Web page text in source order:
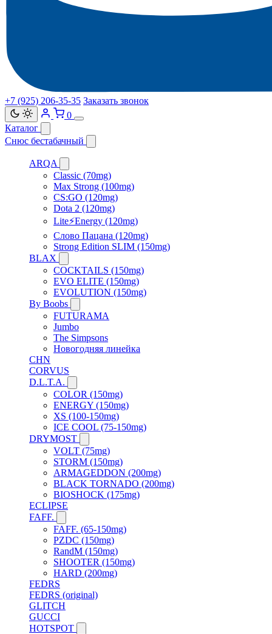
+7 (925) 206‑35‑35 Заказать звонок
0
Каталог
Снюс бестабачный
ARQA
Classic (70mg)
Max Strong (100mg)
CS:GO (120mg)
Dota 2 (120mg)
Lite⚡Energy (120mg)
Слово Пацана (120mg)
Strong Edition SLIM (150mg)
BLAX
COCKTAILS (150mg)
EVO ELITE (150mg)
EVOLUTION (150mg)
By Boobs
FUTURAMA
Jumbo
The Simpsons
Новогодняя линейка
CHN
CORVUS
D.L.T.A.
COLOR (150mg)
ENERGY (150mg)
XS (100-150mg)
ICE COOL (75-150mg)
DRYMOST
VOLT (75mg)
STORM (150mg)
ARMAGEDDON (200mg)
BLACK TORNADO (200mg)
BIOSHOCK (175mg)
ECLIPSE
FAFF.
FAFF. (65-150mg)
PZDC (150mg)
RandM (150mg)
SHOOTER (150mg)
HARD (200mg)
FEDRS
FEDRS (original)
GLITCH
GUCCI
HOTSPOT